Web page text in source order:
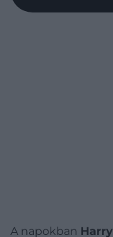
A napokban Harry